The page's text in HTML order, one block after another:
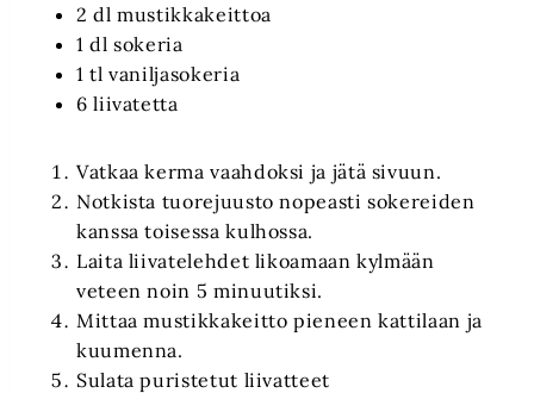
2 dl mustikkakeittoa
1 dl sokeria
1 tl vaniljasokeria
6 liivatetta
Vatkaa kerma vaahdoksi ja jätä sivuun.
Notkista tuorejuusto nopeasti sokereiden
kanssa toisessa kulhossa.
Laita liivatelehdet likoamaan kylmään
veteen noin 5 minuutiksi.
Mittaa mustikkakeitto pieneen kattilaan ja
kuumenna.
Sulata puristetut liivatteet